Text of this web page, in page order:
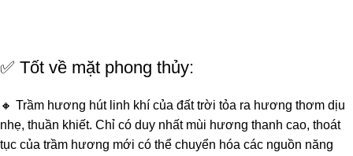
✅ Tốt về mặt phong thủy:
🔸 Trầm hương hút linh khí của đất trời tỏa ra hương thơm dịu
nhẹ, thuần khiết. Chỉ có duy nhất mùi hương thanh cao, thoát
tục của trầm hương mới có thể chuyển hóa các nguồn năng